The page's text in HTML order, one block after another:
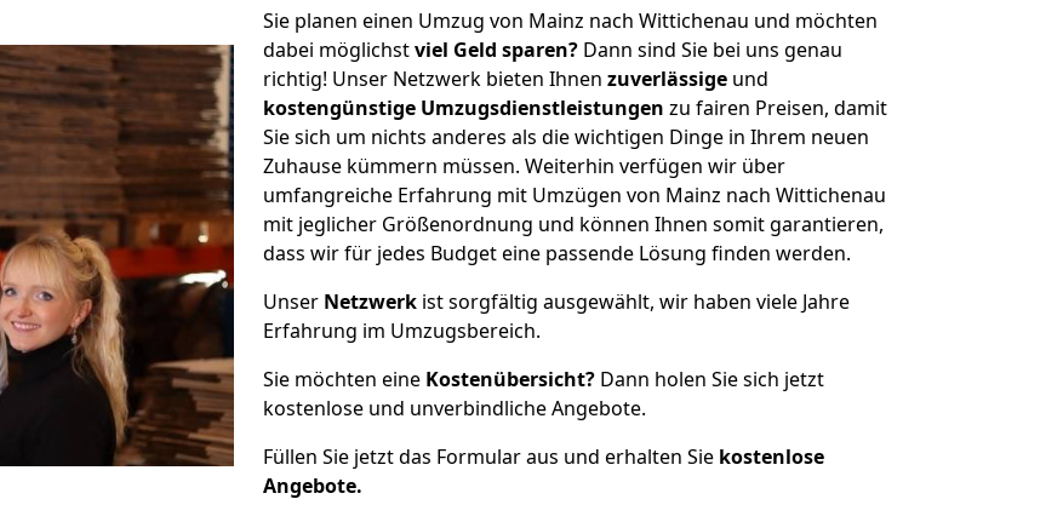
Sie planen einen Umzug von Mainz nach Wittichenau und möchten
dabei möglichstviel Geld sparen? Dann sind Sie bei uns genau
richtig! Unser Netzwerk bieten Ihnen zuverlässige und
kostengünstige Umzugsdienstleistungen zu fairen Preisen, damit
Sie sich um nichts anderes als die wichtigen Dinge in Ihrem neuen
Zuhause kümmern müssen. Weiterhin verfügen wir über
umfangreiche Erfahrung mit Umzügen von Mainz nach Wittichenau
mit jeglicher Größenordnung und können Ihnen somit garantieren,
dass wir für jedes Budget eine passende Lösung finden werden.
Unser Netzwerk ist sorgfältig ausgewählt, wir haben viele Jahre
Erfahrung im Umzugsbereich.
Sie möchten eine Kostenübersicht? Dann holen Sie sich jetzt
kostenlose und unverbindliche Angebote.
Füllen Sie jetzt das Formular aus und erhalten Sie kostenlose
Angebote.